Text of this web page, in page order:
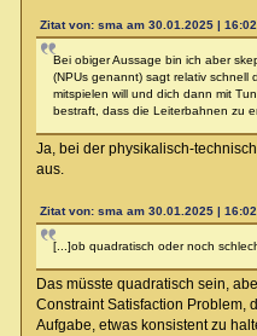
Zitat von: sma am 30.01.2025 | 16:02
Bei obiger Aussage bin ich aber
(NPUs genannt) sagt relativ schnell
mitspielen will und dich dann mit
bestraft, dass die Leiterbahnen zu
Ja, bei der physikalisch-
aus.
Zitat von: sma am 30.01.2025 | 16:02
[...]ob quadratisch oder noch
Das müsste quadratisch sein,
Constraint Satisfaction Problem,
Aufgabe, etwas konsistent zu